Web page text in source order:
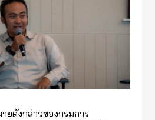
ยดังกล่าวของกรมการ